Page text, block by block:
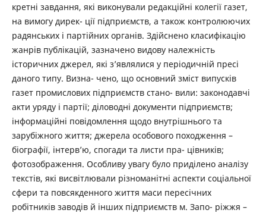
кретні завдання, які виконували редакційні колегії газет,
на вимогу дирек- ції підприємств, а також контролюючих
радянських і партійних органів. Здійснено класифікацію
жанрів публікацій, зазначено видову належність
історичних джерел, які з’являлися у періодичній пресі
даного типу. Визна- чено, що основний зміст випусків
газет промислових підприємств стано- вили: законодавчі
акти уряду і партії; діловодні документи підприємств;
інформаційні повідомлення щодо внутрішнього та
зарубіжного життя; джерела особового походження –
біографії, інтерв’ю, спогади та листи пра- цівників;
фотозображення. Особливу увагу було приділено аналізу
текстів, які висвітлювали різноманітні аспекти соціальної
сфери та повсякденного життя маси пересічних
робітників заводів й інших підприємств м. Запо- ріжжя –